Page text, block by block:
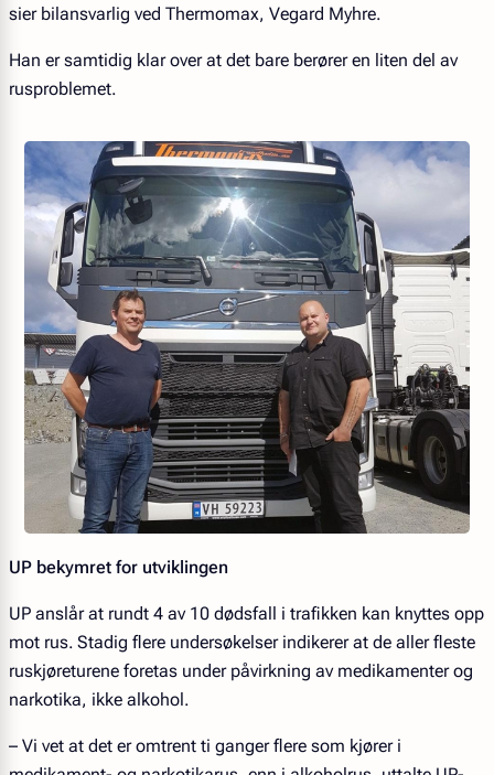
sier bilansvarlig ved Thermomax, Vegard Myhre.
Han er samtidig klar over at det bare berører en liten del av
rusproblemet.
UP bekymret for utviklingen
UP anslår at rundt 4 av 10 dødsfall i trafikken kan knyttes opp
mot rus. Stadig flere undersøkelser indikerer at de aller fleste
ruskjøreturene foretas under påvirkning av medikamenter og
narkotika, ikke alkohol.
– Vi vet at det er omtrent ti ganger flere som kjører i